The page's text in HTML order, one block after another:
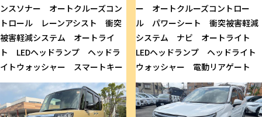
ンスソナー オートクルーズコン
トロール レーンアシスト 衝突
被害軽減システム オートライ
ト LEDヘッドランプ ヘッドラ
イトウォッシャー スマートキー
ー オートクルーズコントロー
ル パワーシート 衝突被害軽減
システム ナビ オートライト
LEDヘッドランプ ヘッドライト
ウォッシャー 電動リアゲート